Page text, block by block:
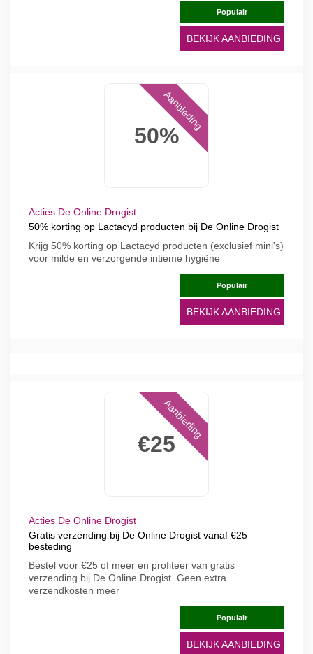
Populair
BEKIJK AANBIEDING
50%
Aanbieding
Acties De Online Drogist
50% korting op Lactacyd producten bij De Online Drogist
Krijg 50% korting op Lactacyd producten (exclusief mini's)
voor milde en verzorgende intieme hygiëne
Populair
BEKIJK AANBIEDING
€25
Aanbieding
Acties De Online Drogist
Gratis verzending bij De Online Drogist vanaf €25
besteding
Bestel voor €25 of meer en profiteer van gratis
verzending bij De Online Drogist. Geen extra
verzendkosten meer
Populair
BEKIJK AANBIEDING